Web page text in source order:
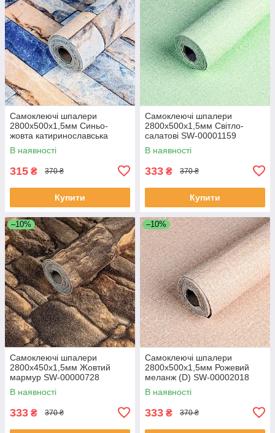
Самоклеючі шпалери
2800х500х1,5мм Синьо-
жовта катиринославська
цегла (D) SW-00001785
В наявності
315 ₴ 370 ₴
Купити
Самоклеючі шпалери
2800х500х1,5мм Світло-
салатові SW-00001159
В наявності
333 ₴ 370 ₴
Купити
–10%
Самоклеючі шпалери
2800х450х1,5мм Жовтий
мармур SW-00000728
В наявності
333 ₴ 370 ₴
–10%
Самоклеючі шпалери
2800х500х1,5мм Рожевий
меланж (D) SW-00002018
В наявності
333 ₴ 370 ₴